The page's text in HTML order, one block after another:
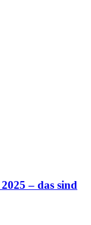
– das sind